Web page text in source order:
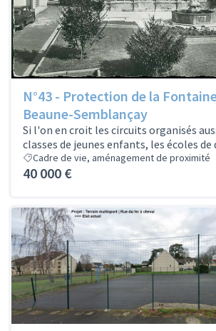
N°43 - Protection de la
Beaune-Semblançay
Si l'on en croit les circuits organisés
classes de jeunes enfants, les écoles de
Cadre de vie, aménagement de proximité
40 000 €